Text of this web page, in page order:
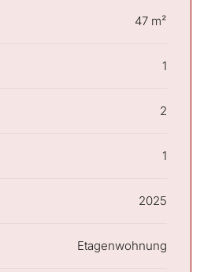
47 m²
1
2
1
2025
Etagenwohnung